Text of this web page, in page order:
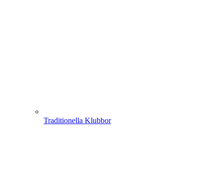
Traditionella Klubbor